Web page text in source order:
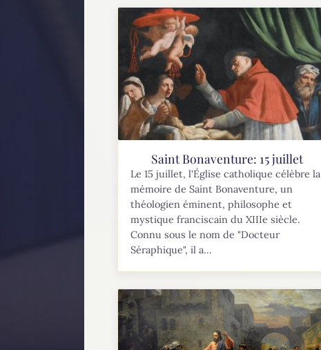
Saint Bonaventure: 15 juillet
Le 15 juillet, l'Église catholique célèbre la
mémoire de Saint Bonaventure, un
théologien éminent, philosophe et
mystique franciscain du XIIIe siècle.
Connu sous le nom de "Docteur
Séraphique", il a...